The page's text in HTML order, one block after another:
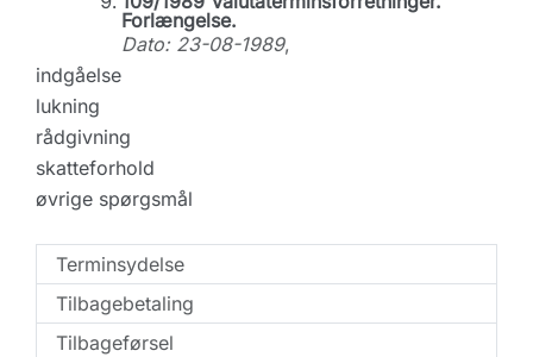
Forlængelse.
Dato: 23-08-1989,
indgåelse
lukning
rådgivning
skatteforhold
øvrige spørgsmål
Terminsydelse
Tilbagebetaling
Tilbageførsel